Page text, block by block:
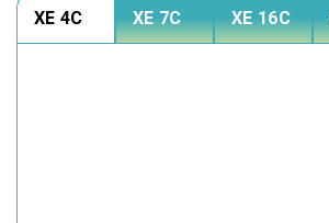
XE 4C XE 7C XE 16C